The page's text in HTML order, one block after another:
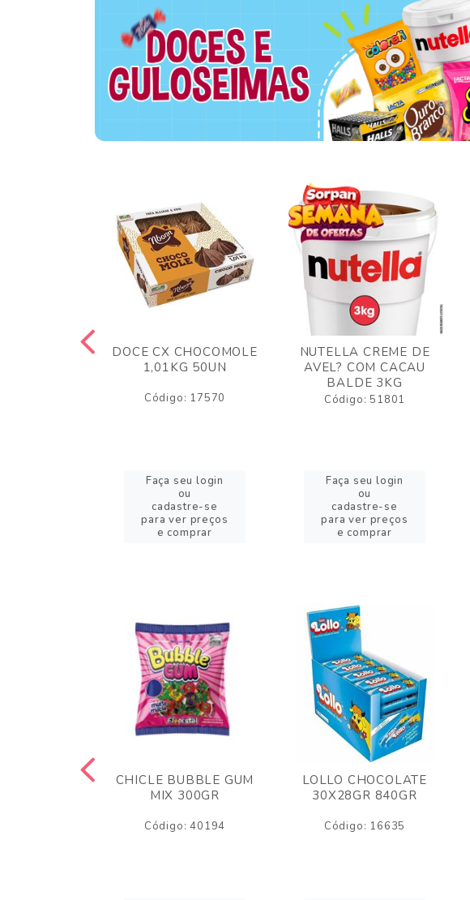
DOCE CX CHOCOMOLE
1,01KG 50UN
Código: 17570
Faça seu login
ou
cadastre-se
para ver preços
e comprar
NUTELLA CREME DE
AVEL? COM CACAU
BALDE 3KG
Código: 51801
Faça seu login
ou
cadastre-se
para ver preços
e comprar
CHICLE BUBBLE GUM
MIX 300GR
Código: 40194
LOLLO CHOCOLATE
30X28GR 840GR
Código: 16635